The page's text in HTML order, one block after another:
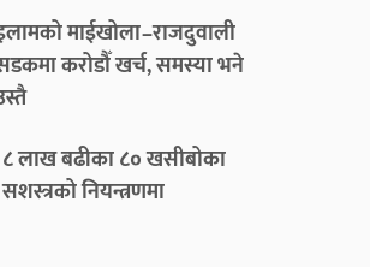
माईखोला–राजदुवाली
करोडौँ खर्च, समस्या भने
८ लाख बढीका ८० खसीबोका
सशस्त्रको नियन्त्रणमा